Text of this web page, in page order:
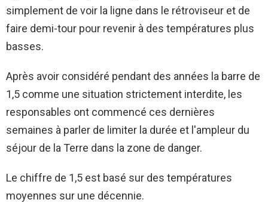
simplement de voir la ligne dans le rétroviseur et de
faire demi-tour pour revenir à des températures plus
basses.
Après avoir considéré pendant des années la barre de
1,5 comme une situation strictement interdite, les
responsables ont commencé ces dernières
semaines à parler de limiter la durée et l'ampleur du
séjour de la Terre dans la zone de danger.
Le chiffre de 1,5 est basé sur des températures
moyennes sur une décennie.